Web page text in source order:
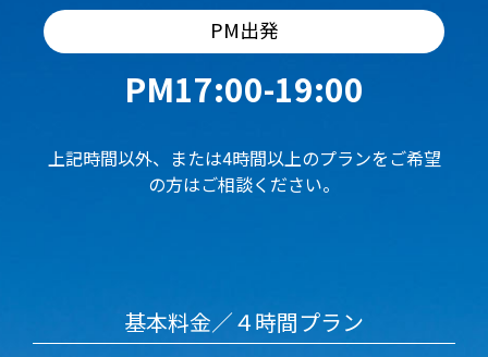
PM出発
PM17:00-19:00
上記時間以外、または4時間以上のプランをご希望
の方はご相談ください。
基本料金／４時間プラン